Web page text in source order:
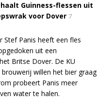
Guinness-flessen uit
voor Dover 7
Stef Panis heeft een fles
uit een
Britse Dover. De KU
brouwerij willen het bier graag
probeert Panis meer
water te halen.